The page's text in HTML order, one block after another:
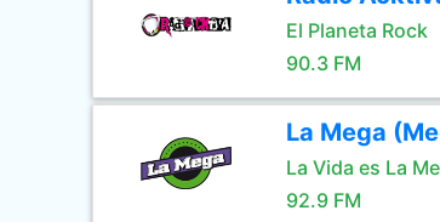
El Planeta Rock
90.3 FM
La Mega
La Vida es La
92.9 FM